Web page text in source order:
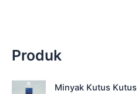
Produk
Minyak Kutus Kutus